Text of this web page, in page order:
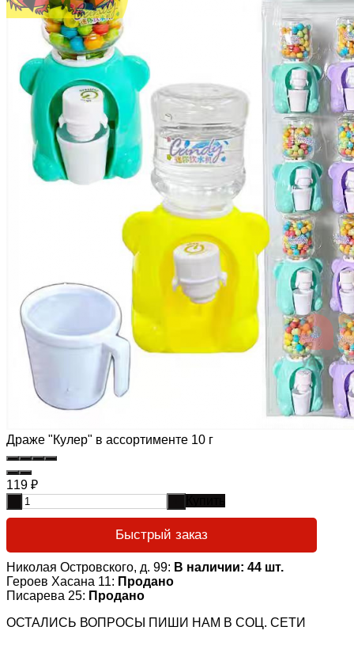
Драже "Кулер" в ассортименте 10 г
119 ₽
Быстрый заказ
Николая Островского, д. 99: В наличии: 44 шт.
Героев Хасана 11: Продано
Писарева 25: Продано
ОСТАЛИСЬ ВОПРОСЫ ПИШИ НАМ В СОЦ. СЕТИ